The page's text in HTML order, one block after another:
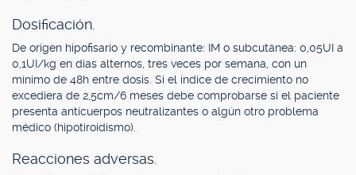
Dosificación.
De origen hipofisario y recombinante: IM o subcutánea: 0,05UI a
0,1UI/kg en días alternos, tres veces por semana, con un
mínimo de 48h entre dosis. Si el índice de crecimiento no
excediera de 2,5cm/6 meses debe comprobarse si el paciente
presenta anticuerpos neutralizantes o algún otro problema
médico (hipotiroidismo).
Reacciones adversas.